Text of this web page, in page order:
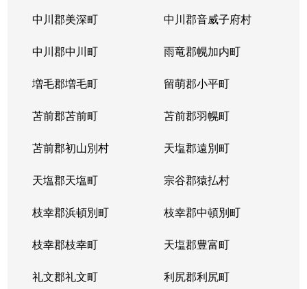
中川郡美深町 中川郡音威子府村
中川郡中川町 雨竜郡幌加内町
増毛郡増毛町 留萌郡小平町
苫前郡苫前町 苫前郡羽幌町
苫前郡初山別村 天塩郡遠別町
天塩郡天塩町 宗谷郡猿払村
枝幸郡浜頓別町 枝幸郡中頓別町
枝幸郡枝幸町 天塩郡豊富町
礼文郡礼文町 利尻郡利尻町